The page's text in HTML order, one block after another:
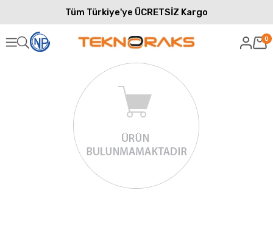
Tüm Türkiye'ye ÜCRETSİZ Kargo
0